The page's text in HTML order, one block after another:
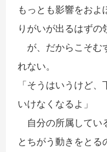
もっとも影響をお
りがいが出るはずの
が、だからこそむ
れない。
「そうはいうけど
いけなくなるよ」
自分の所属してい
とちがう動きをとる